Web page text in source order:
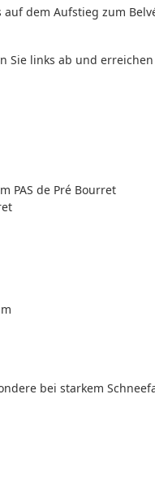
dem Aufstieg zum
links ab und
PAS de Pré Bourret
bei starkem